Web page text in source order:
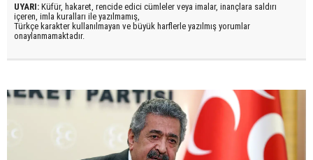
UYARI: Küfür, hakaret, rencide edici cümleler veya imalar, inançlara saldırı
içeren, imla kuralları ile yazılmamış,
Türkçe karakter kullanılmayan ve büyük harflerle yazılmış yorumlar
onaylanmamaktadır.